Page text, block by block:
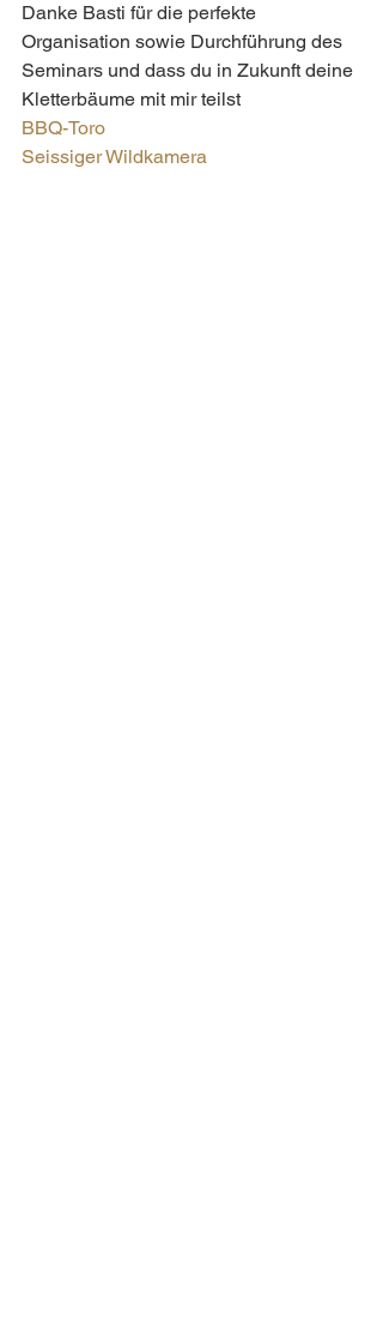
Danke Basti für die perfekte
Organisation sowie Durchführung des
Seminars und dass du in Zukunft deine
Kletterbäume mit mir teilst
BBQ-Toro
Seissiger Wildkamera